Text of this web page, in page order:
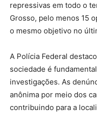
repressivas em todo o
Grosso, pelo menos 15
o mesmo objetivo no
A Polícia Federal
sociedade é
investigações. As
anônima por meio dos
contribuindo para a